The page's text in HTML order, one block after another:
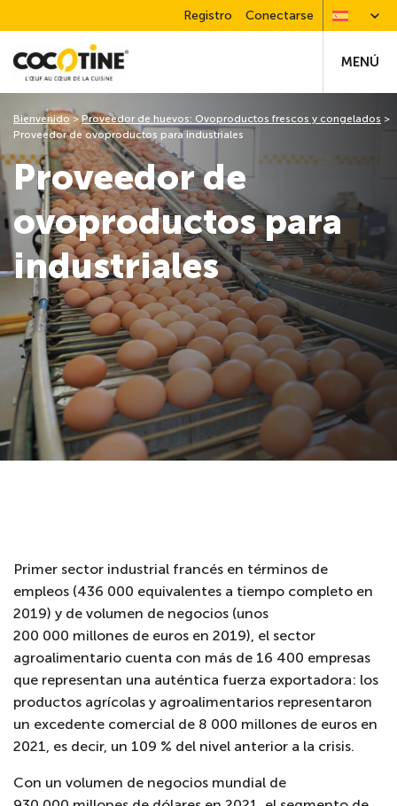
Registro Conectarse
MENÚ
Proveedor de
ovoproductos para
industriales
Bienvenido>Proveedor de huevos: Ovoproductos frescos y congelados >
Proveedor de ovoproductos para industriales
Primer sector industrial francés en términos de
empleos (436 000 equivalentes a tiempo completo en
2019) y de volumen de negocios (unos
200 000 millones de euros en 2019), el sector
agroalimentario cuenta con más de 16 400 empresas
que representan una auténtica fuerza exportadora: los
productos agrícolas y agroalimentarios representaron
un excedente comercial de 8 000 millones de euros en
2021, es decir, un 109 % del nivel anterior a la crisis.
Con un volumen de negocios mundial de